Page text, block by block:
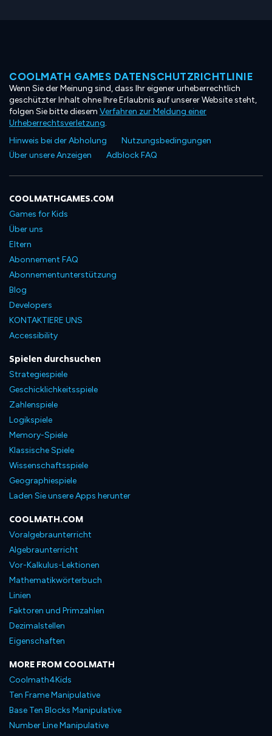
COOLMATH GAMES DATENSCHUTZRICHTLINIE
Wenn Sie der Meinung sind, dass Ihr eigener urheberrechtlich
geschützter Inhalt ohne Ihre Erlaubnis auf unserer Website steht,
folgen Sie bitte diesem Verfahren zur Meldung einer
Urheberrechtsverletzung.
Hinweis bei der Abholung
Nutzungsbedingungen
Über unsere Anzeigen
Adblock FAQ
COOLMATHGAMES.COM
Games for Kids
Über uns
Eltern
Abonnement FAQ
Abonnementunterstützung
Blog
Developers
KONTAKTIERE UNS
Accessibility
Spielen durchsuchen
Strategiespiele
Geschicklichkeitsspiele
Zahlenspiele
Logikspiele
Memory-Spiele
Klassische Spiele
Wissenschaftsspiele
Geographiespiele
Laden Sie unsere Apps herunter
COOLMATH.COM
Voralgebraunterricht
Algebraunterricht
Vor-Kalkulus-Lektionen
Mathematikwörterbuch
Linien
Faktoren und Primzahlen
Dezimalstellen
Eigenschaften
MORE FROM COOLMATH
Coolmath4Kids
Ten Frame Manipulative
Base Ten Blocks Manipulative
Number Line Manipulative